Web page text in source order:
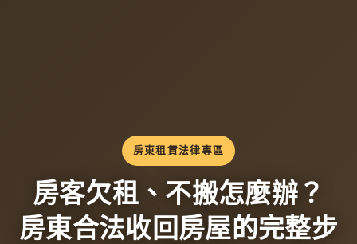
房東租賃法律專區
房客欠租、不搬怎麼辦？
房東合法收回房屋的完整步